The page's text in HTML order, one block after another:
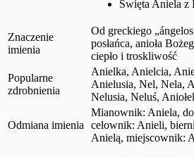
Święta Aniela z
Znaczenie
imienia
Od greckiego
posłańca, anioła
ciepło i troskliwość
Popularne
zdrobnienia
Anielka, Anielcia,
Anielusia, Nel, Nela,
Nelusia, Neluś,
Odmiana imienia
Mianownik: Aniela,
celownik: Anieli,
Anielą, miejscownik: